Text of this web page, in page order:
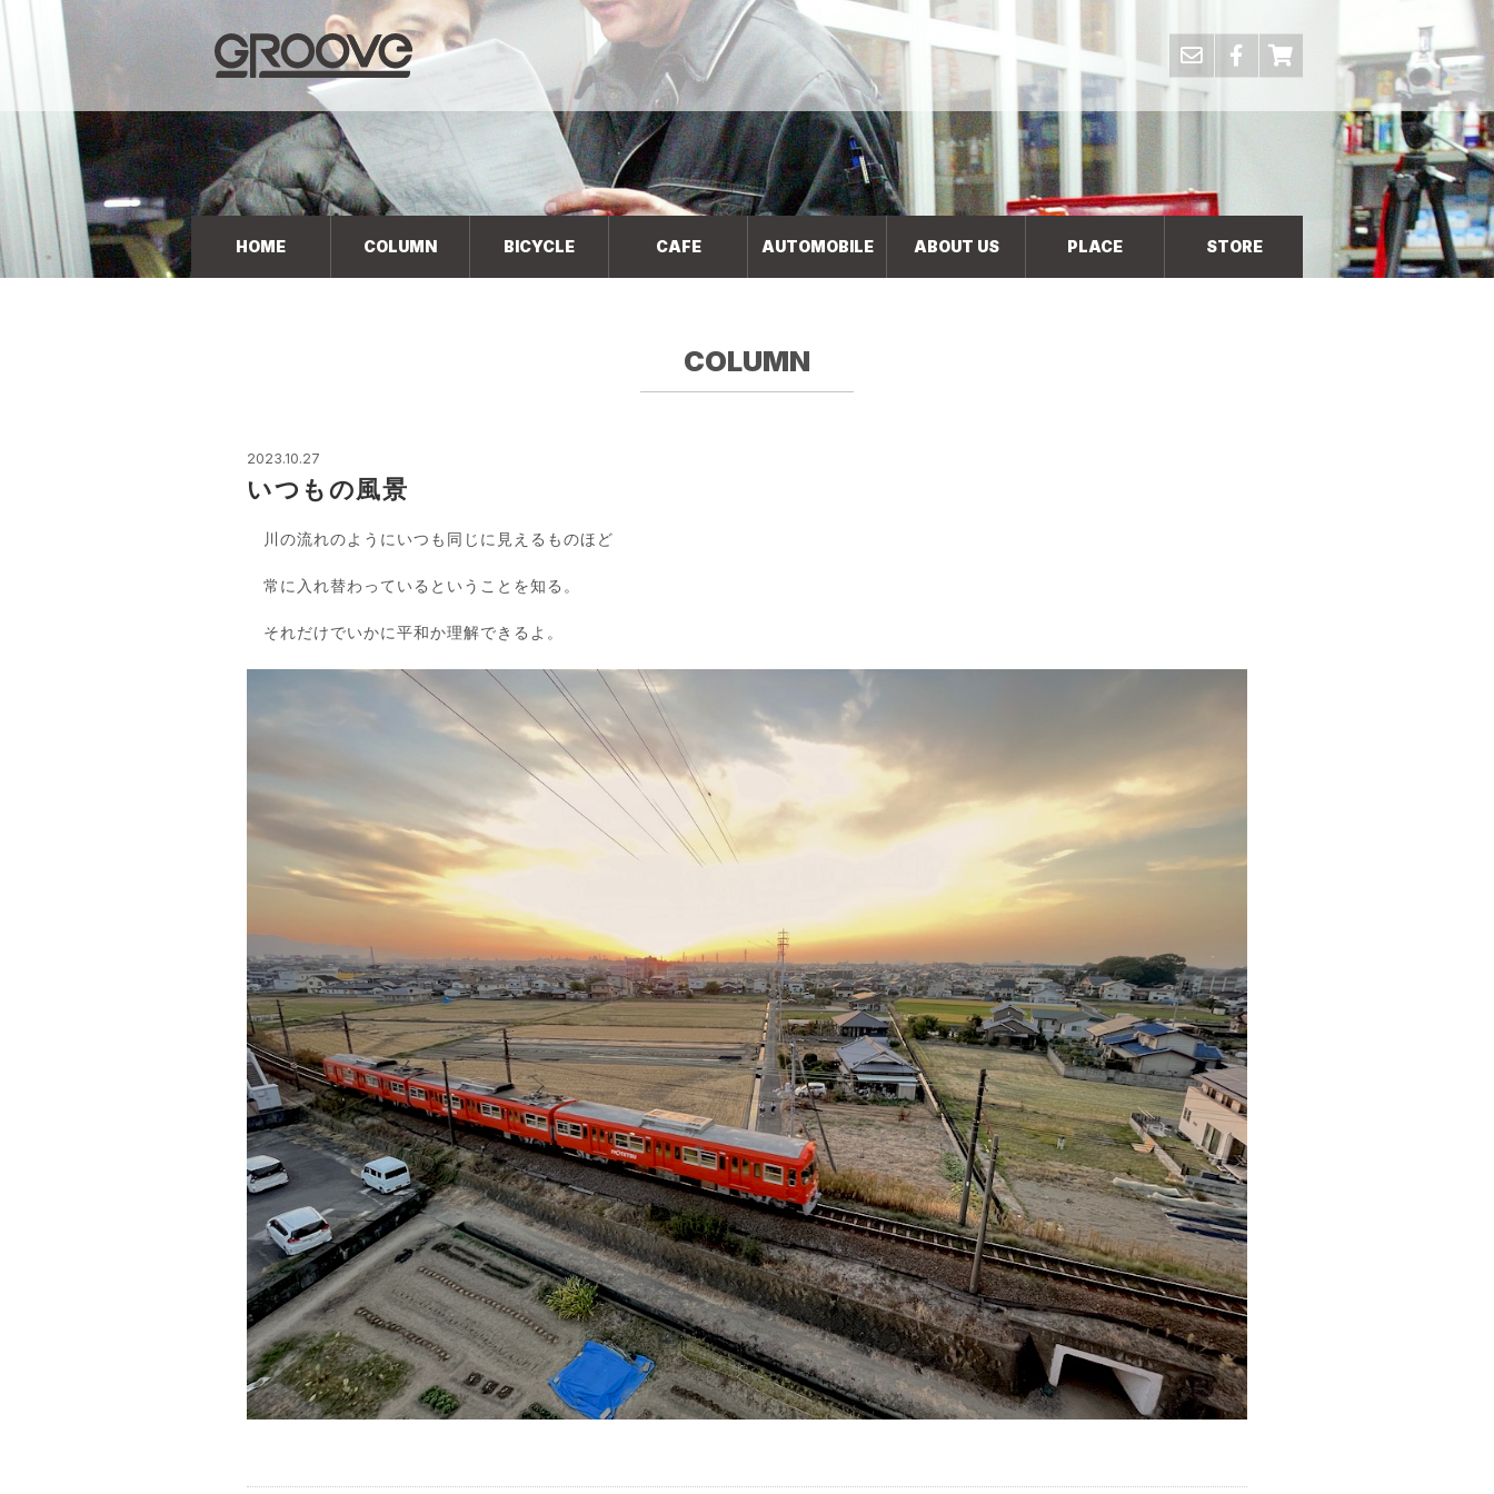
Groove 自転車 カフェ 輸入車・国産車のチューニン
グ/販売
HOME COLUMN BICYCLE CAFE AUTOMOBILE ABOUT US PLACE STORE
COLUMN
2023.10.27
いつもの風景
川の流れのようにいつも同じに見えるものほど
常に入れ替わっているということを知る。
それだけでいかに平和か理解できるよ。